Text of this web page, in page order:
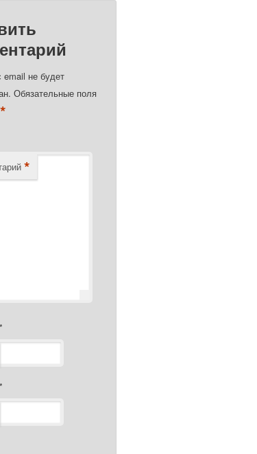
не будет
Обязательные поля
*
*
*
*